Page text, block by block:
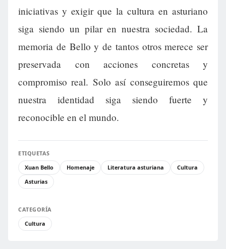
iniciativas y exigir que la cultura en asturiano
siga siendo un pilar en nuestra sociedad. La
memoria de Bello y de tantos otros merece ser
preservada con acciones concretas y
compromiso real. Solo así conseguiremos que
nuestra identidad siga siendo fuerte y
reconocible en el mundo.
ETIQUETAS
Xuan Bello
Homenaje Literatura asturiana
Cultura
Asturias
CATEGORÍA
Cultura